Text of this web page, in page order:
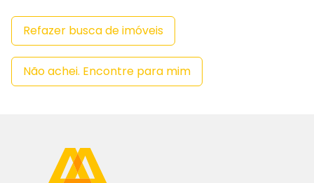
Refazer busca de imóveis
Não achei. Encontre para mim